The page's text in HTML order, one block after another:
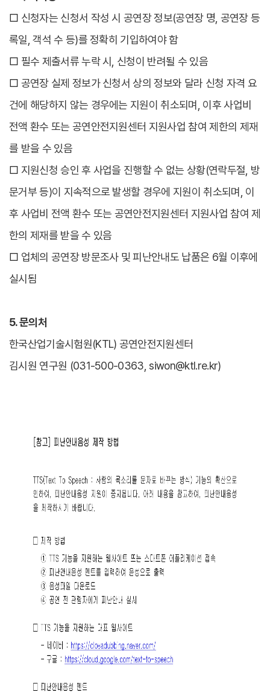
□ 신청자는 신청서 작성 시 공연장 정보(공연장 명, 공연장 등
록일, 객석 수 등)를 정확히 기입하여야 함
□ 필수 제출서류 누락 시, 신청이 반려될 수 있음
□ 공연장 실제 정보가 신청서 상의 정보와 달라 신청 자격 요
건에 해당하지 않는 경우에는 지원이 취소되며, 이후 사업비
전액 환수 또는 공연안전지원센터 지원사업 참여 제한의 제재
를 받을 수 있음
□ 지원신청 승인 후 사업을 진행할 수 없는 상황(연락두절, 방
문거부 등)이 지속적으로 발생할 경우에 지원이 취소되며, 이
후 사업비 전액 환수 또는 공연안전지원센터 지원사업 참여 제
한의 제재를 받을 수 있음
□ 업체의 공연장 방문조사 및 피난안내도 납품은 6월 이후에
실시됨
5. 문의처
한국산업기술시험원(KTL) 공연안전지원센터
김시원 연구원 (031-500-0363, siwon@ktl.re.kr)